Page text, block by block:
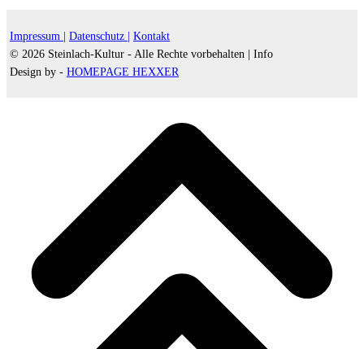
Impressum | Datenschutz |
Kontakt
© 2026 Steinlach-Kultur - Alle Rechte vorbehalten |
Info
Design by - HOMEPAGE HEXXER